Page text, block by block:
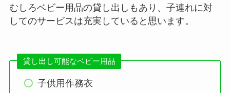
むしろベビー用品の貸し出しもあり、子連れに対
してのサービスは充実していると思います。
貸し出し可能なベビー用品
子供用作務衣